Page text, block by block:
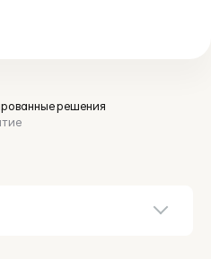
решения